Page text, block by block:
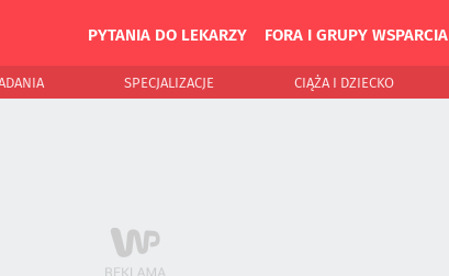
PYTANIA DO LEKARZY FORA I GRUPY WSPARCIA
SPECJALIZACJE CIĄŻA I DZIECKO